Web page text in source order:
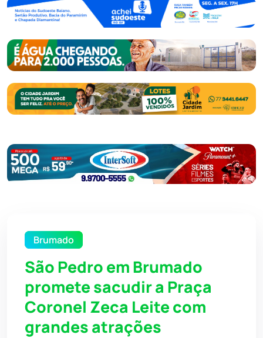
Brumado
São Pedro em Brumado
promete sacudir a Praça
Coronel Zeca Leite com
grandes atrações